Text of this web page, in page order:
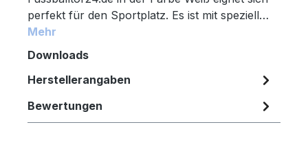
perfekt für den Sportplatz. Es ist mit speziell…
Mehr
Downloads
Herstellerangaben
Bewertungen